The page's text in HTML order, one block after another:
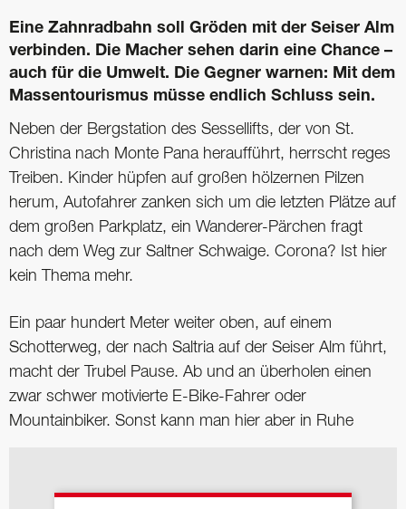
Eine Zahnradbahn soll Gröden mit der Seiser Alm
verbinden. Die Macher sehen darin eine Chance –
auch für die Umwelt. Die Gegner warnen: Mit dem
Massentourismus müsse endlich Schluss sein.
Neben der Bergstation des Sessellifts, der von St.
Christina nach Monte Pana heraufführt, herrscht reges
Treiben. Kinder hüpfen auf großen hölzernen Pilzen
herum, Autofahrer zanken sich um die letzten Plätze auf
dem großen Parkplatz, ein Wanderer-Pärchen fragt
nach dem Weg zur Saltner Schwaige. Corona? Ist hier
kein Thema mehr.
Ein paar hundert Meter weiter oben, auf einem
Schotterweg, der nach Saltria auf der Seiser Alm führt,
macht der Trubel Pause. Ab und an überholen einen
zwar schwer motivierte E-Bike-Fahrer oder
Mountainbiker. Sonst kann man hier aber in Ruhe